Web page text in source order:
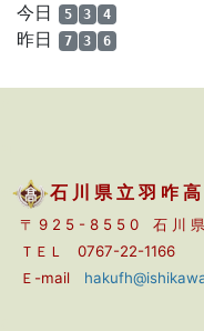
今日 5 3 4
昨日 7 3 6
石 川 県 立 羽 咋
〒 9 2 5 - 8 5 5 0 石 川 県
ＴＥＬ 0767-22-
Ｅ-mail